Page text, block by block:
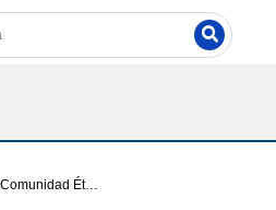
Comunidad Étnica Uwa